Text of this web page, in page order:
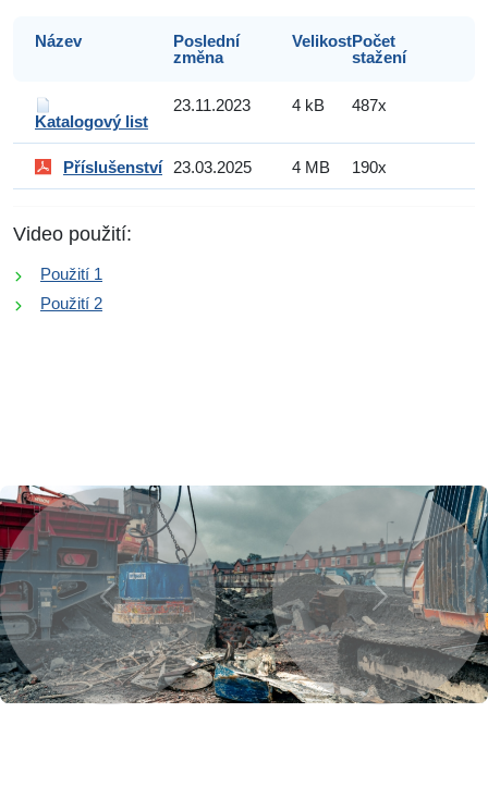
Název
Poslední
změna
VelikostPočet
stažení
Katalogový list
23.11.2023 4 kB 487x
Příslušenství 23.03.2025 4 MB 190x
Video použití:
Použití 1
Použití 2
Previous Next